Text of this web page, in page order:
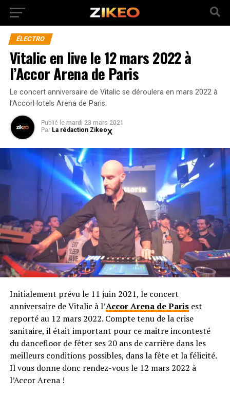
ÉLECTRO
Vitalic en live le 12 mars 2022 à
l’Accor Arena de Paris
Le concert anniversaire de Vitalic se déroulera en mars 2022 à
l’AccorHotels Arena de Paris.
Publié le mardi 23 mars 2021
Par La rédaction Zikeo
Initialement prévu le 11 juin 2021, le concert
anniversaire de Vitalic à l’Accor Arena de Parisest
reporté au 12 mars 2022. Compte tenu de la crise
sanitaire, il était important pour ce maitre incontesté
du dancefloor de fêter ses 20 ans de carrière dans les
meilleurs conditions possibles, dans la fête et la félicité.
Il vous donne donc rendez-vous le 12 mars 2022 à
l’Accor Arena !